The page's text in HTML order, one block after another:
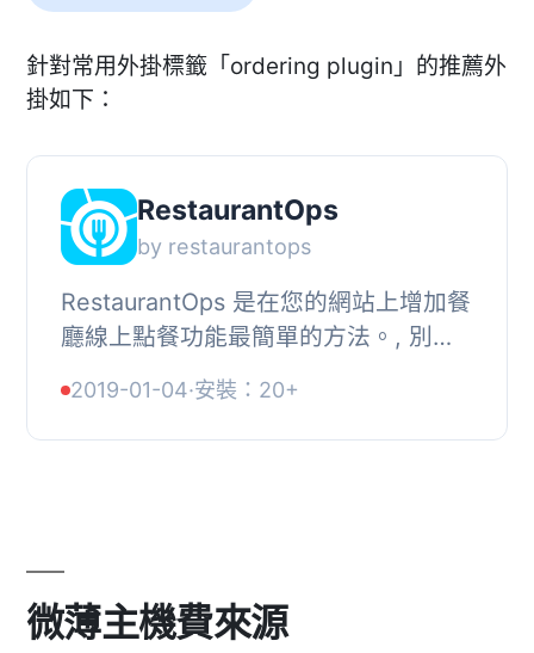
針對常用外掛標籤「ordering plugin」的推薦外
掛如下：
RestaurantOps
by restaurantops
RestaurantOps 是在您的網站上增加餐
廳線上點餐功能最簡單的方法。, 別被
為餐廳而建的平價線上點餐解決方案。,
通常，您...
2019-01-04·安裝：20+
微薄主機費來源